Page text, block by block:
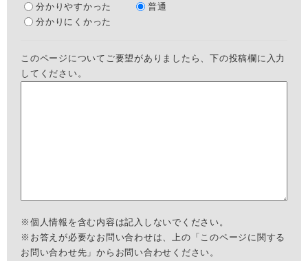
分かりやすかった
普通
分かりにくかった
このページについてご要望がありましたら、下の投稿欄に入力
してください。
※個人情報を含む内容は記入しないでください。
※お答えが必要なお問い合わせは、上の「このページに関する
お問い合わせ先」からお問い合わせください。